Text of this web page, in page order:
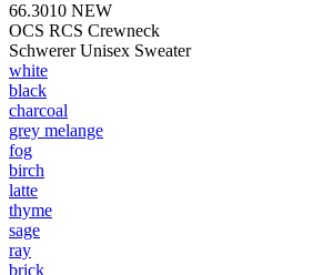
66.3010 NEW
OCS RCS Crewneck
Schwerer Unisex Sweater
white
black
charcoal
grey melange
fog
birch
latte
thyme
sage
ray
brick